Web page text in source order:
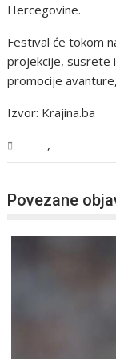
Hercegovine.
Festival će tokom
projekcije, susrete
promocije
Izvor: Krajina.ba
,
Povezane